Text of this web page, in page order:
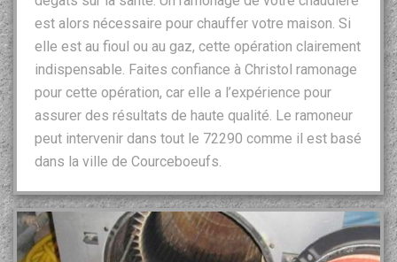
est alors nécessaire pour chauffer votre maison. Si
elle est au fioul ou au gaz, cette opération clairement
indispensable. Faites confiance à Christol ramonage
pour cette opération, car elle a l’expérience pour
assurer des résultats de haute qualité. Le ramoneur
peut intervenir dans tout le 72290 comme il est basé
dans la ville de Courceboeufs.